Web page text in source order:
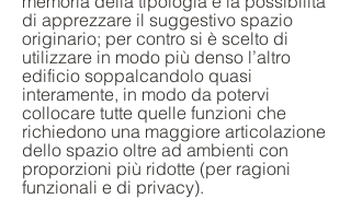
di apprezzare il suggestivo spazio
originario; per contro si è scelto di
utilizzare in modo più denso l’altro
edificio soppalcandolo quasi
interamente, in modo da potervi
collocare tutte quelle funzioni che
richiedono una maggiore articolazione
dello spazio oltre ad ambienti con
proporzioni più ridotte (per ragioni
funzionali e di privacy).